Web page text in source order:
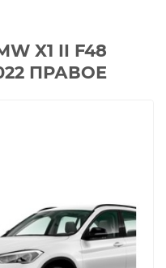
X1 II F48
ПРАВОЕ